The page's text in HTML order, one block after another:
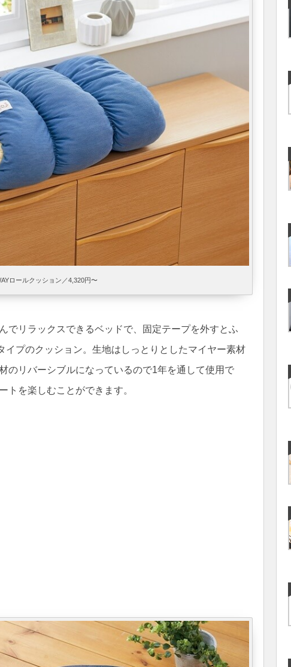
ロールクッション／4,320円〜
でリラックスできるベッドで、固定テープを外すとふ
イプのクッション。生地はしっとりとしたマイヤー素材
のリバーシブルになっているので1年を通して使用で
トを楽しむことができます。